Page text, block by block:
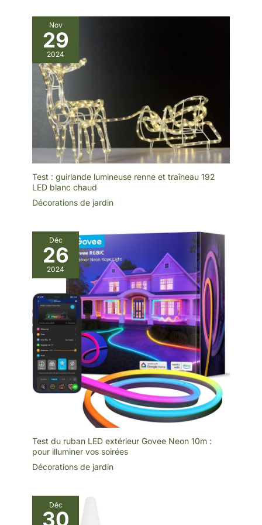
grande lanterne noire
décorative avec lot de 3
bougies LED blanc chaud
est conforme aux normes
CE et IP44 pour une
utilisation en extérieur
Nov
29
2024
Test : guirlande lumineuse renne et traîneau 192
LED blanc chaud
Décorations de jardin
Déc
26
2024
Test du ruban LED extérieur Govee Neon 10m :
pour illuminer vos soirées
Décorations de jardin
Déc
30